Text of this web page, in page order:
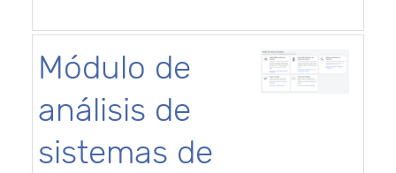
Módulo de
análisis de
sistemas de